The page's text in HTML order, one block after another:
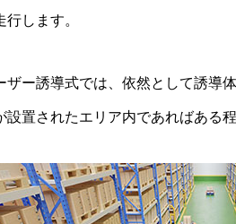
します。
ザー誘導式では、依然として誘導
設置されたエリア内であればある